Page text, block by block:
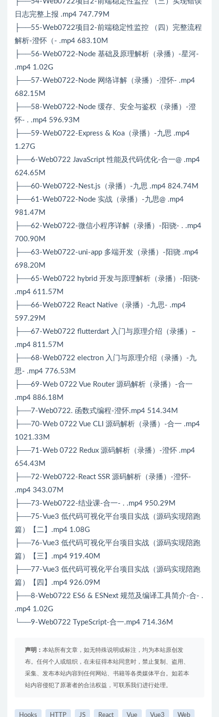
日志完整上报 .mp4 747.79M
├──55-Web0722项目2-前端稳定性监控 （四）完整流程
解析-澄怀（- .mp4 683.10M
├──56-Web0722-Node 基础及原理解析（录播）-星河-
.mp4 1.02G
├──57-Web0722-Node 网络详解（录播）-澄怀- .mp4
682.15M
├──58-Web0722-Node 缓存、安全与鉴权（录播）-澄
怀- . .mp4 596.93M
├──59-Web0722-Express & Koa（录播）-九思 .mp4
1.27G
├──6-Web0722 JavaScript 性能及代码优化-合一@ .mp4
624.65M
├──60-Web0722-Nest.js（录播）-九思 .mp4 824.74M
├──61-Web0722-Node 实战（录播）-九思@ .mp4
981.47M
├──62-Web0722-微信小程序详解（录播）-阳骁- . .mp4
700.90M
├──63-Web0722-uni-app 多端开发（录播）-阳骁 .mp4
698.20M
├──65-Web0722 hybrid 开发与原理解析（录播）-阳骁-
.mp4 611.57M
├──66-Web0722 React Native（录播）-九思- .mp4
597.29M
├──67-Web0722 flutterdart 入门与原理介绍（录播）–
.mp4 811.57M
├──68-Web0722 electron 入门与原理介绍（录播）-九
思- .mp4 776.53M
├──69-Web 0722 Vue Router 源码解析（录播）-合一
.mp4 886.18M
├──7-Web0722. 函数式编程-澄怀.mp4 514.34M
├──70-Web 0722 Vue CLI 源码解析（录播）-合一 .mp4
1021.33M
├──71-Web 0722 Redux 源码解析（录播）-澄怀 .mp4
654.43M
├──72-Web0722-React SSR 源码解析（录播）-澄怀-
.mp4 343.07M
├──73-Web0722-结业课-合一- . .mp4 950.29M
├──75-Vue3 低代码可视化平台项目实战（源码实现陪跑
篇）【二】.mp4 1.08G
├──76-Vue3 低代码可视化平台项目实战（源码实现陪跑
篇）【三】.mp4 919.40M
├──77-Vue3 低代码可视化平台项目实战（源码实现陪跑
篇）【四】.mp4 926.09M
├──8-Web0722 ES6 & ESNext 规范及编译工具简介-合- .
.mp4 1.02G
└──9-Web0722 TypeScript-合一.mp4 714.36M
声明： 本站所有文章，如无特殊说明或标注，均为本站原创发
布。任何个人或组织，在未征得本站同意时，禁止复制、盗用、
采集、发布本站内容到任何网站、书籍等各类媒体平台。如若本
站内容侵犯了原著者的合法权益，可联系我们进行处理。
Hooks HTTP JS React Vue Vue3 Web